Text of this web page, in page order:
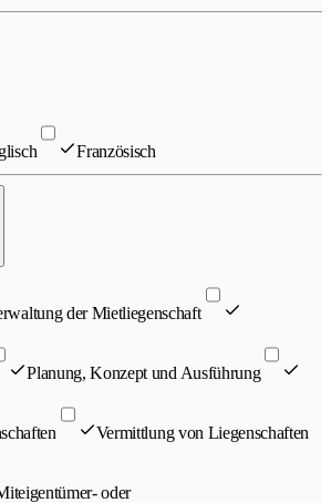
Französisch
der Mietliegenschaft
Planung, Konzept und Ausführung
Vermittlung von Liegenschaften
oder